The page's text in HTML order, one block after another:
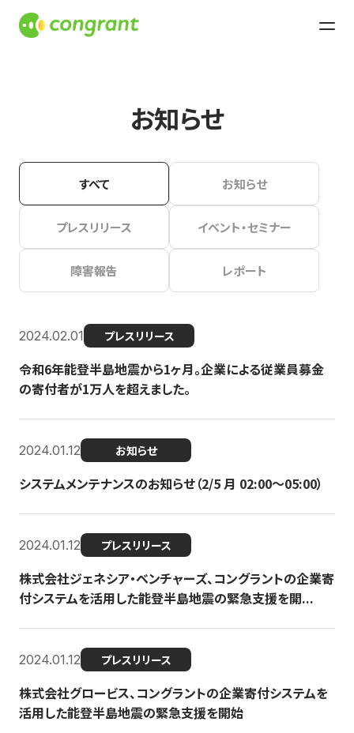
お知らせ
すべて お知らせ
プレスリリース イベント・セミナー
障害報告 レポート
2024.02.01 プレスリリース
令和6年能登半島地震から1ヶ月。企業による従業員募金
の寄付者が1万人を超えました。
2024.01.12 お知らせ
システムメンテナンスのお知らせ（2/5 月 02:00〜05:00）
2024.01.12 プレスリリース
株式会社ジェネシア・ベンチャーズ、コングラントの企業寄
付システムを活用した能登半島地震の緊急支援を開...
2024.01.12 プレスリリース
株式会社グロービス、コングラントの企業寄付システムを
活用した能登半島地震の緊急支援を開始